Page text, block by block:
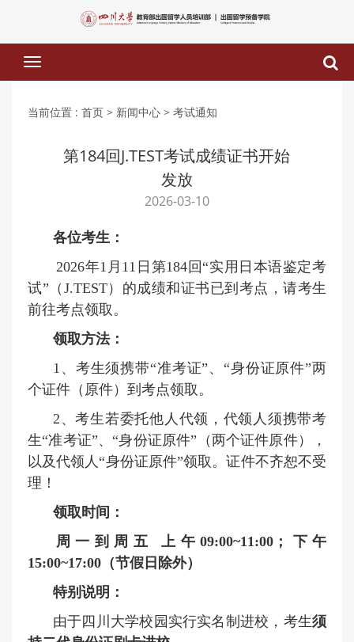
下
拉
单
当前位置 : 首页 > 新闻中心 > 考试通知
第184回J.TEST考试成绩证书开始
发放
2026-03-10
各位考生：
2026年1 月 11 日第184 回 “实用日本语鉴定考
试”（J.TEST）的成绩和证书已到考点，请考生
前往考点领取。
领取方法：
1、考生须携带“准考证”、“身份证原件”两
个证件（原件）到考点领取。
2、考生若委托他人代领，代领人须携带考
生“准考证”、“身份证原件”（两个证件原件），
以及代领人“身份证原件”领取。证件不齐恕不受
理！
领取时间：
周一到周五
上午09:00~11:00 ；下午
15:00~17:00 （节假日除外）
特别说明：
由于四川大学校园实行实名制进校，考生须